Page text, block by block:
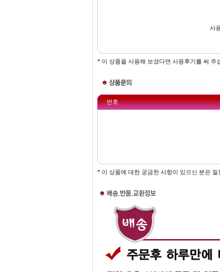
사
* 이 상품을 사용해 보셨다면 사용후기를 써 주
번호
* 이 상품에 대한 궁금한 사항이 있으신 분은